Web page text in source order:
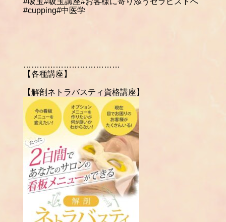
#cupping#中医学
………………………………
【各種講座】
【解剖ネトラバスティ資格講座】